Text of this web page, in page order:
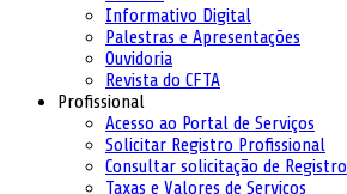
Informativo Digital
Palestras e Apresentações
Ouvidoria
Revista do CFTA
Profissional
Acesso ao Portal de Serviços
Solicitar Registro Profissional
Consultar solicitação de Registro
Taxas e Valores de Serviços